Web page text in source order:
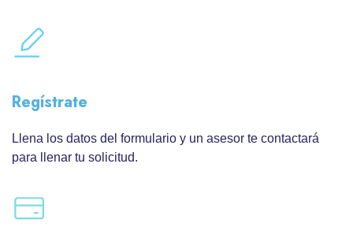
Regístrate
Llena los datos del formulario y un asesor te contactará
para llenar tu solicitud.